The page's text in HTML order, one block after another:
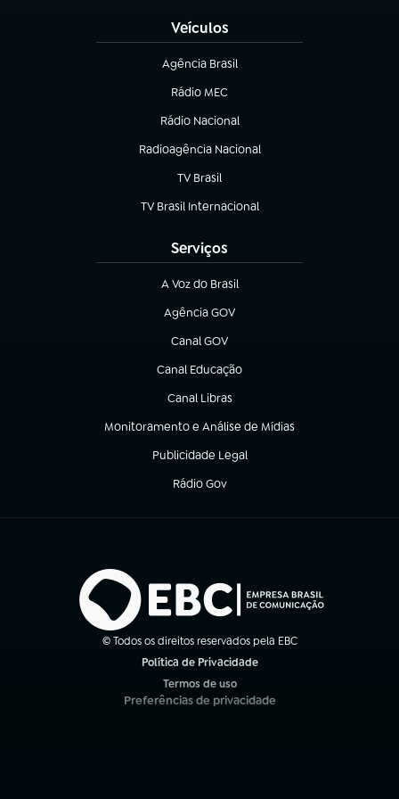
Veículos
Agência Brasil
(abre em nova aba)
Rádio MEC
(abre em nova aba)
Rádio Nacional
Radioagência Nacional
(abre em nova aba)
TV Brasil
(abre em nova aba)
TV Brasil Internacional
(abre em nova aba)
Serviços
A Voz do Brasil
(abre em nova aba)
Agência GOV
(abre em nova aba)
Canal GOV
(abre em nova aba)
Canal Educação
(abre em nova aba)
Canal Libras
(abre em nova aba)
Monitoramento e Análise de Mídias
(abre em nova aba)
Publicidade Legal
(abre em nova aba)
Rádio Gov
(abre em nova aba)
© Todos os direitos reservados pela EBC
Política de Privacidade
Termos de uso
(abre em nova aba)
Preferências de privacidade